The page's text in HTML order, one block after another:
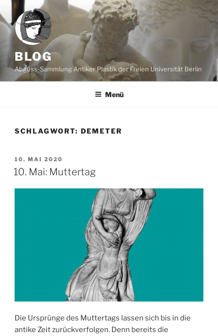
Zum
Inhalt
springen
BLOG
Abguss-Sammlung Antiker Plastik der Freien Universität Berlin
Menü
SCHLAGWORT: DEMETER
VERÖFFENTLICHT
AM
10. MAI 2020
10. Mai: Muttertag
Die Ursprünge des Muttertags lassen sich bis in die
antike Zeit zurückverfolgen. Denn bereits die